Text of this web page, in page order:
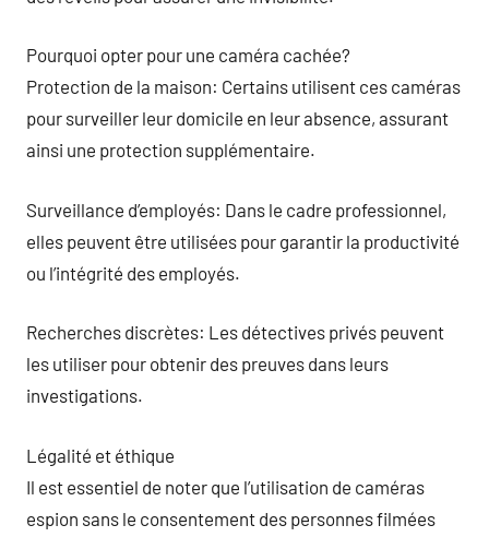
Pourquoi opter pour une caméra cachée?
Protection de la maison: Certains utilisent ces caméras
pour surveiller leur domicile en leur absence, assurant
ainsi une protection supplémentaire.
Surveillance d’employés: Dans le cadre professionnel,
elles peuvent être utilisées pour garantir la productivité
ou l’intégrité des employés.
Recherches discrètes: Les détectives privés peuvent
les utiliser pour obtenir des preuves dans leurs
investigations.
Légalité et éthique
Il est essentiel de noter que l’utilisation de caméras
espion sans le consentement des personnes filmées